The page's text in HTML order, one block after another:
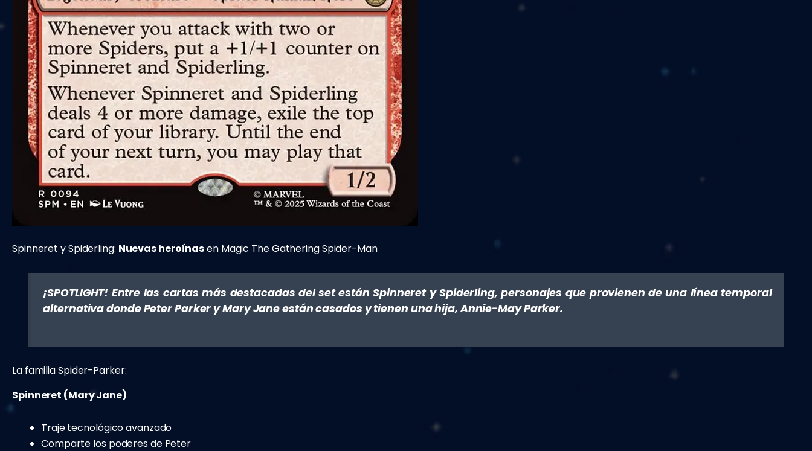
Spinneret y Spiderling: Nuevas heroínasen Magic The Gathering Spider-Man
¡SPOTLIGHT! Entre las cartas más destacadas del set están Spinneret y Spiderling, personajes que provienen de una línea temporal
alternativa donde Peter Parker y Mary Jane están casados y tienen una hija, Annie-May Parker.
La familia Spider-Parker:
Spinneret (Mary Jane)
Traje tecnológico avanzado
Comparte los poderes de Peter